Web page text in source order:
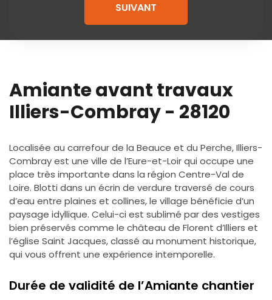
SUIVANT
Amiante avant travaux
Illiers-Combray - 28120
Localisée au carrefour de la Beauce et du Perche, Illiers-
Combray est une ville de l’Eure-et-Loir qui occupe une
place très importante dans la région Centre-Val de
Loire. Blotti dans un écrin de verdure traversé de cours
d’eau entre plaines et collines, le village bénéficie d’un
paysage idyllique. Celui-ci est sublimé par des vestiges
bien préservés comme le château de Florent d’Illiers et
l’église Saint Jacques, classé au monument historique,
qui vous offrent une expérience intemporelle.
Durée de validité de l’Amiante chantier